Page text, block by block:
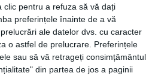
clic pentru a refuza să vă dați
preferințele înainte de a vă
ale datelor dvs. cu caracter
o astfel de prelucrare. Preferințele
sau să vă retrageți consimțământul
din partea de jos a paginii
noi.